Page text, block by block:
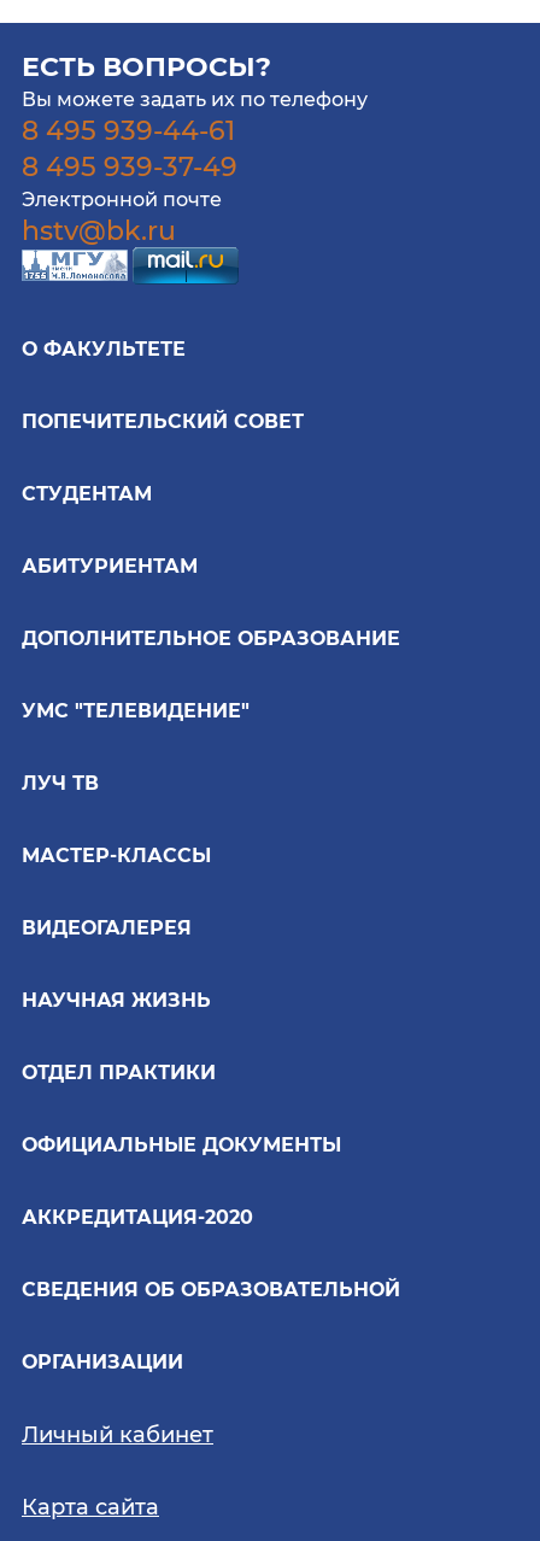
ЕСТЬ ВОПРОСЫ?
Вы можете задать их по телефону
8 495 939-44-61
8 495 939-37-49
Электронной почте
hstv@bk.ru
О ФАКУЛЬТЕТЕ
ПОПЕЧИТЕЛЬСКИЙ СОВЕТ
СТУДЕНТАМ
АБИТУРИЕНТАМ
ДОПОЛНИТЕЛЬНОЕ ОБРАЗОВАНИЕ
УМС "ТЕЛЕВИДЕНИЕ"
ЛУЧ ТВ
МАСТЕР-КЛАССЫ
ВИДЕОГАЛЕРЕЯ
НАУЧНАЯ ЖИЗНЬ
ОТДЕЛ ПРАКТИКИ
ОФИЦИАЛЬНЫЕ ДОКУМЕНТЫ
АККРЕДИТАЦИЯ-2020
СВЕДЕНИЯ ОБ ОБРАЗОВАТЕЛЬНОЙ
ОРГАНИЗАЦИИ
Личный кабинет
Карта сайта